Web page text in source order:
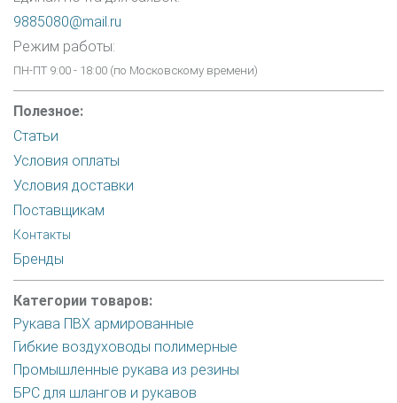
9885080@mail.ru
Режим работы:
ПН-ПТ 9:00 - 18:00 (по Московскому времени)
Полезное:
Статьи
Условия оплаты
Условия доставки
Поставщикам
Контакты
Бренды
Категории товаров:
Рукава ПВХ армированные
Гибкие воздуховоды полимерные
Промышленные рукава из резины
БРС для шлангов и рукавов